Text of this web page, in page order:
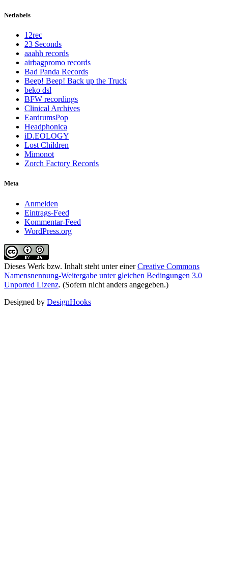
Netlabels
12rec
23 Seconds
aaahh records
airbagpromo records
Bad Panda Records
Beep! Beep! Back up the Truck
beko dsl
BFW recordings
Clinical Archives
EardrumsPop
Headphonica
iD.EOLOGY
Lost Children
Mimonot
Zorch Factory Records
Meta
Anmelden
Eintrags-Feed
Kommentar-Feed
WordPress.org
Dieses Werk bzw. Inhalt steht unter einerCreative Commons
Namensnennung-Weitergabe unter gleichen Bedingungen 3.0
Unported Lizenz. (Sofern nicht anders angegeben.)
Designed by DesignHooks